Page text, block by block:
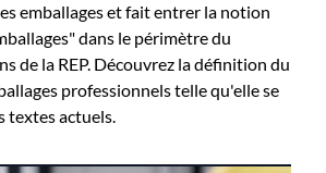
emballages et fait entrer la notion
dans le périmètre du
de la REP. Découvrez la définition du
professionnels telle qu'elle se
textes actuels.